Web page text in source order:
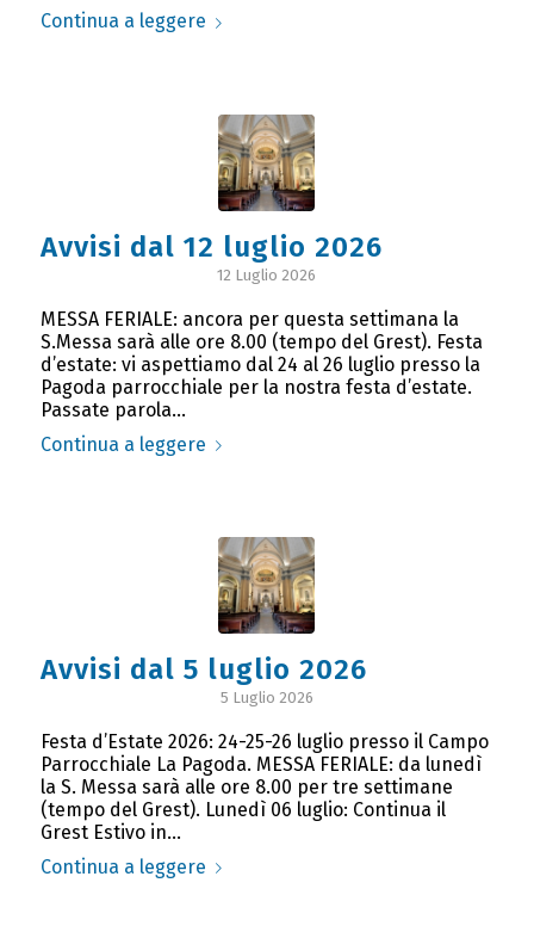
Continua a leggere
Avvisi dal 12 luglio 2026
12 Luglio 2026
MESSA FERIALE: ancora per questa settimana la
S.Messa sarà alle ore 8.00 (tempo del Grest). Festa
d’estate: vi aspettiamo dal 24 al 26 luglio presso la
Pagoda parrocchiale per la nostra festa d’estate.
Passate parola…
Continua a leggere
Avvisi dal 5 luglio 2026
5 Luglio 2026
Festa d’Estate 2026: 24-25-26 luglio presso il Campo
Parrocchiale La Pagoda. MESSA FERIALE: da lunedì
la S. Messa sarà alle ore 8.00 per tre settimane
(tempo del Grest). Lunedì 06 luglio: Continua il
Grest Estivo in…
Continua a leggere